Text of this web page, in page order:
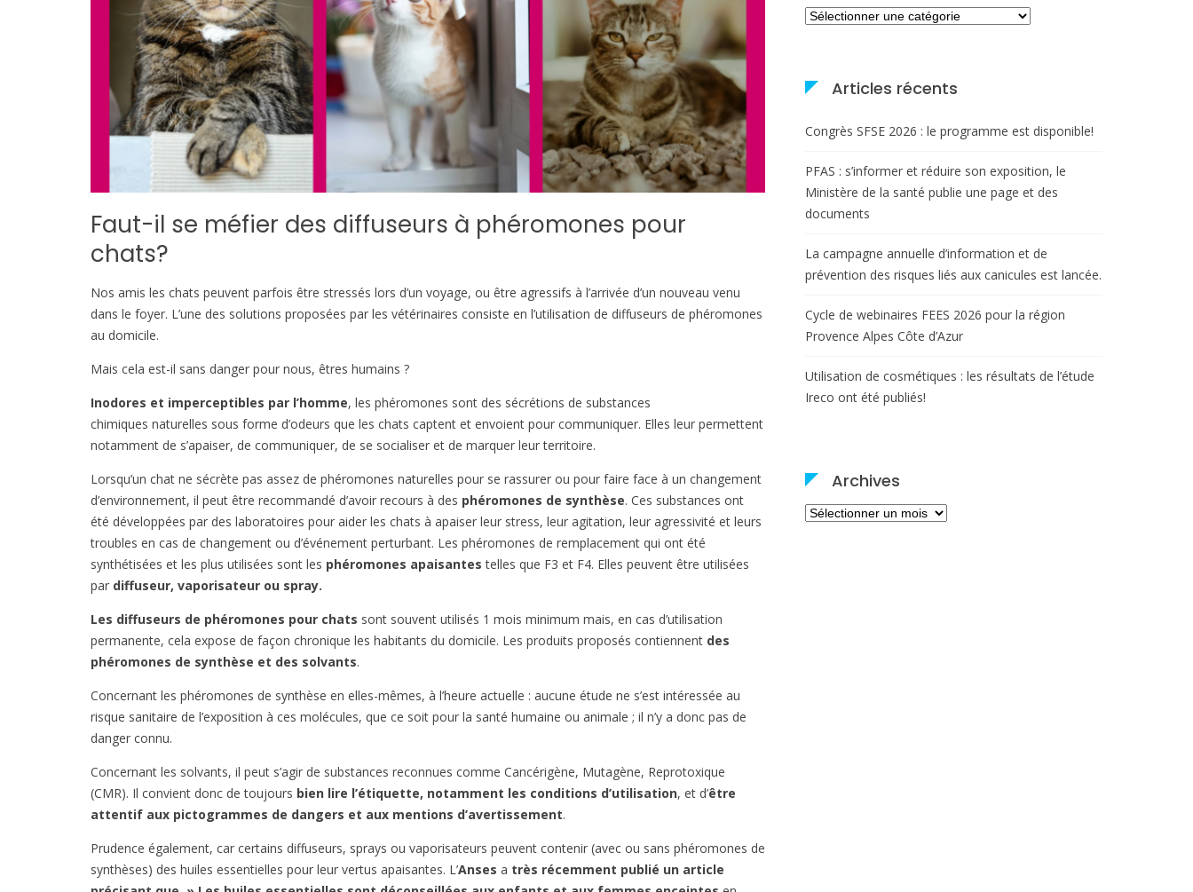
Faut-il se méfier des diffuseurs à phéromones pour
chats?
Nos amis les chats peuvent parfois être stressés lors d’un voyage, ou être agressifs à l’arrivée d’un nouveau venu
dans le foyer. L’une des solutions proposées par les vétérinaires consiste en l’utilisation de diffuseurs de phéromones
au domicile.
Mais cela est-il sans danger pour nous, êtres humains ?
Inodores et imperceptibles par l’homme, les phéromones sont des sécrétions de substances
chimiques naturelles sous forme d’odeurs que les chats captent et envoient pour communiquer. Elles leur permettent
notamment de s’apaiser, de communiquer, de se socialiser et de marquer leur territoire.
Lorsqu’un chat ne sécrète pas assez de phéromones naturelles pour se rassurer ou pour faire face à un changement
d’environnement, il peut être recommandé d’avoir recours à des phéromones de synthèse. Ces substances ont
été développées par des laboratoires pour aider les chats à apaiser leur stress, leur agitation, leur agressivité et leurs
troubles en cas de changement ou d’événement perturbant. Les phéromones de remplacement qui ont été
synthétisées et les plus utilisées sont les phéromones apaisantes telles que F3 et F4. Elles peuvent être utilisées
par diffuseur, vaporisateur ou spray.
Les diffuseurs de phéromones pour chats sont souvent utilisés 1 mois minimum mais, en cas d’utilisation
permanente, cela expose de façon chronique les habitants du domicile. Les produits proposés contiennent des
phéromones de synthèse et des solvants.
Concernant les phéromones de synthèse en elles-mêmes, à l’heure actuelle : aucune étude ne s’est intéressée au
risque sanitaire de l’exposition à ces molécules, que ce soit pour la santé humaine ou animale ; il n’y a donc pas de
danger connu.
Concernant les solvants, il peut s’agir de substances reconnues comme Cancérigène, Mutagène, Reprotoxique
(CMR). Il convient donc de toujours bien lire l’étiquette, notamment les conditions d’utilisation, et d’être
attentif aux pictogrammes de dangers et aux mentions d’avertissement.
Prudence également, car certains diffuseurs, sprays ou vaporisateurs peuvent contenir (avec ou sans phéromones de
synthèses) des huiles essentielles pour leur vertus apaisantes. L’Anses a très récemment publié un article
Catégories
Articles récents
Congrès SFSE 2026 : le programme est disponible!
PFAS : s’informer et réduire son exposition, le
Ministère de la santé publie une page et des
documents
La campagne annuelle d’information et de
prévention des risques liés aux canicules est lancée.
Cycle de webinaires FEES 2026 pour la région
Provence Alpes Côte d’Azur
Utilisation de cosmétiques : les résultats de l’étude
Ireco ont été publiés!
Archives
Archives